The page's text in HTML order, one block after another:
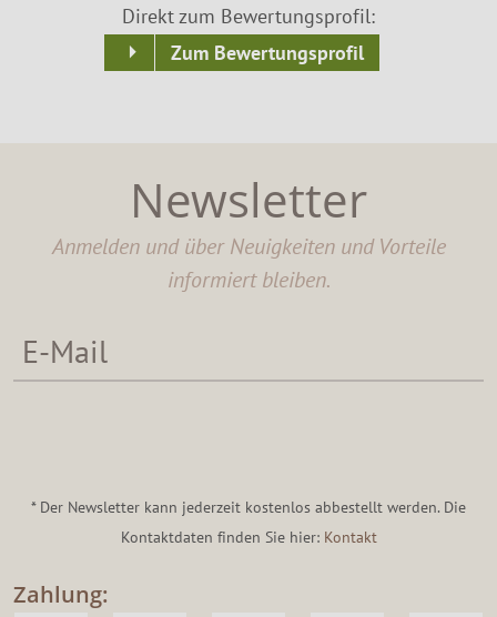
Direkt zum Bewertungsprofil:
Zum Bewertungsprofil
Newsletter
Anmelden und über Neuigkeiten und Vorteile
informiert bleiben.
* Der Newsletter kann jederzeit kostenlos abbestellt werden. Die
Kontaktdaten finden Sie hier: Kontakt
Zahlung: